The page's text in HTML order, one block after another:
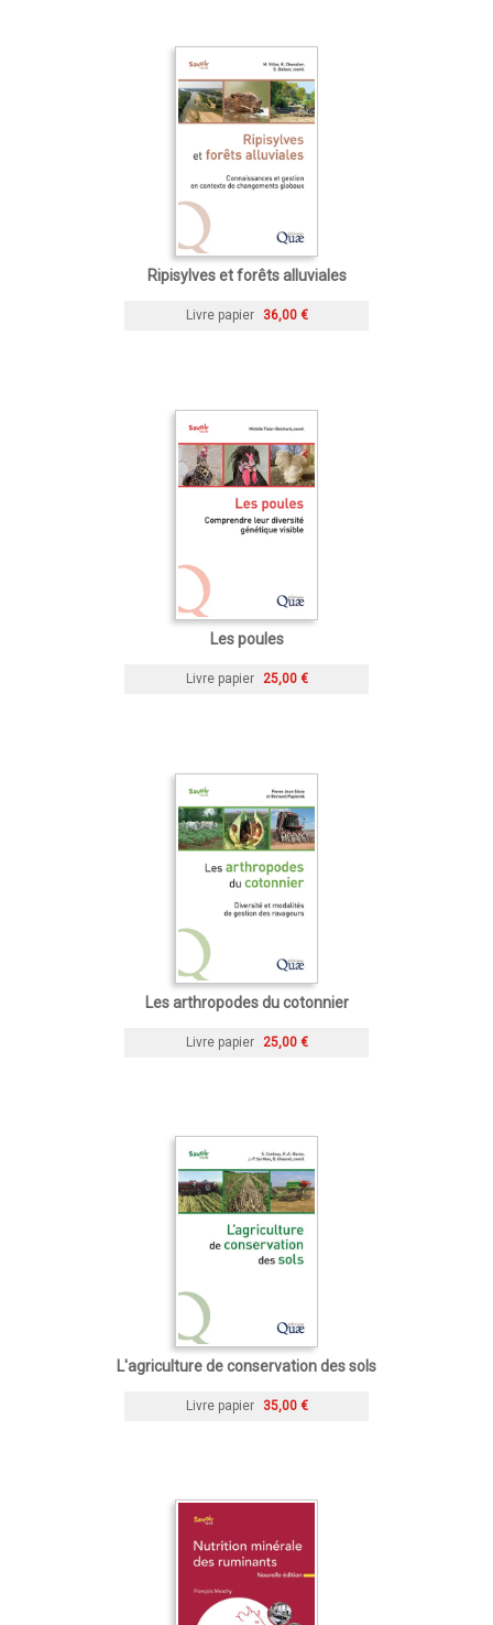
Ripisylves et forêts alluviales
Livre papier 36,00 €
Les poules
Livre papier 25,00 €
Les arthropodes du cotonnier
Livre papier 25,00 €
L'agriculture de conservation des sols
Livre papier 35,00 €